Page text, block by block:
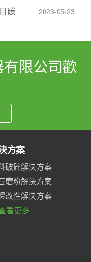
碳 2023-05-23
有限公司歡
方案
破碎解決方案
磨粉解決方案
改性解決方案
看更多